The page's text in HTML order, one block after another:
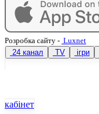
Розробка сайту - Luxnet
24 канал
TV ігри
кабінет